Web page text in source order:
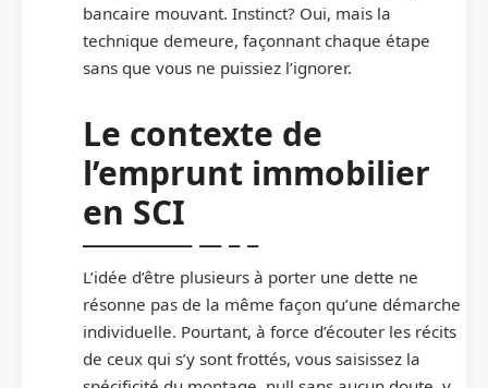
bancaire mouvant. Instinct? Oui, mais la
technique demeure, façonnant chaque étape
sans que vous ne puissiez l’ignorer.
Le contexte de
l’emprunt immobilier
en SCI
L’idée d’être plusieurs à porter une dette ne
résonne pas de la même façon qu’une démarche
individuelle. Pourtant, à force d’écouter les récits
de ceux qui s’y sont frottés, vous saisissez la